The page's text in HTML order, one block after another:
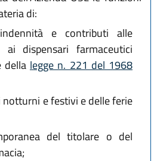
di:
e contributi alle
dispensari farmaceutici
della legge n. 221 del 1968
e festivi e delle ferie
del titolare o del